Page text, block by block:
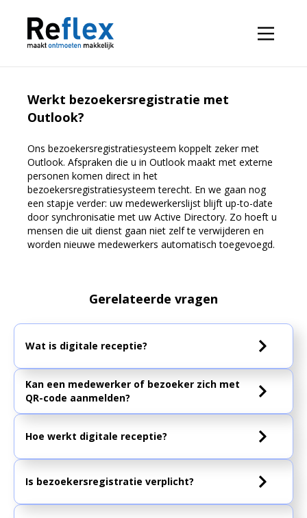
Werkt bezoekersregistratie met
Outlook?
Ons bezoekersregistratiesysteem koppelt zeker met
Outlook. Afspraken die u in Outlook maakt met externe
personen komen direct in het
bezoekersregistratiesysteem terecht. En we gaan nog
een stapje verder: uw medewerkerslijst blijft up-to-date
door synchronisatie met uw Active Directory. Zo hoeft u
mensen die uit dienst gaan niet zelf te verwijderen en
worden nieuwe medewerkers automatisch toegevoegd.
Gerelateerde vragen
Wat is digitale receptie?
Kan een medewerker of bezoeker zich met
QR-code aanmelden?
Hoe werkt digitale receptie?
Is bezoekersregistratie verplicht?